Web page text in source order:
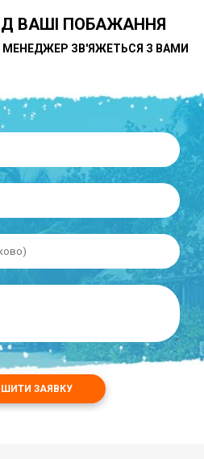
ВАШІ ПОБАЖАННЯ
МЕНЕДЖЕР ЗВ'ЯЖЕТЬСЯ З ВАМИ
ЗАЯВКУ